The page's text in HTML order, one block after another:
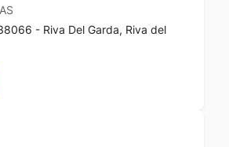
- Riva Del Garda, Riva del